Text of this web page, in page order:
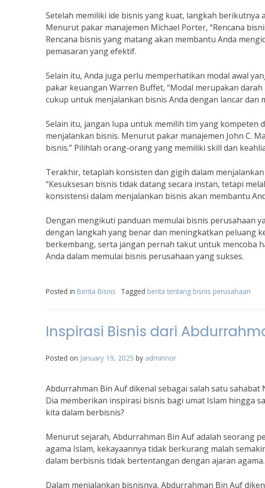
Setelah memiliki ide bisnis yang kuat, langkah berikutnya
Menurut pakar manajemen Michael Porter, “Rencana
Rencana bisnis yang matang akan membantu Anda
pemasaran yang efektif.
Selain itu, Anda juga perlu memperhatikan modal awal
pakar keuangan Warren Buffet, “Modal merupakan
cukup untuk menjalankan bisnis Anda dengan lancar dan
Selain itu, jangan lupa untuk memilih tim yang kompeten
menjalankan bisnis. Menurut pakar manajemen John C.
bisnis.” Pilihlah orang-orang yang memiliki skill dan
Terakhir, tetaplah konsisten dan gigih dalam
“Kesuksesan bisnis tidak datang secara instan, tetapi
konsistensi dalam menjalankan bisnis akan membantu
Dengan mengikuti panduan memulai bisnis perusahaan
dengan langkah yang benar dan meningkatkan peluang
berkembang, serta jangan pernah takut untuk mencoba
Anda dalam memulai bisnis perusahaan yang sukses.
Posted in Berita Bisnis Tagged berita tentang bisnis perusahaan
Inspirasi Bisnis dari
Posted on January 19, 2025 by adminnor
Abdurrahman Bin Auf dikenal sebagai salah satu sahabat
Dia memberikan inspirasi bisnis bagi umat Islam hingga
kita dalam berbisnis?
Menurut sejarah, Abdurrahman Bin Auf adalah seorang
agama Islam, kekayaannya tidak berkurang malah
dalam berbisnis tidak bertentangan dengan ajaran agama.
Dalam menjalankan bisnisnya, Abdurrahman Bin Auf